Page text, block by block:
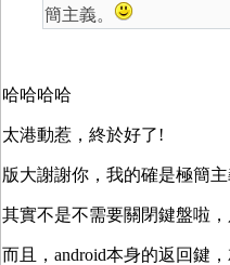
簡主義。
哈哈哈哈
太港動惹，終於好了!
版大謝謝你，我的確是極簡
其實不是不需要關閉鍵盤啦
而且，android本身的返回鍵